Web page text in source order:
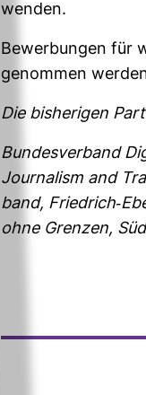
wenden.
Bewer­bungen für
ge­nommen
Die bis­he­rigen
Bun­des­ver­band
Jour­na­lism and
band, Fried­rich-​
ohne Grenzen,